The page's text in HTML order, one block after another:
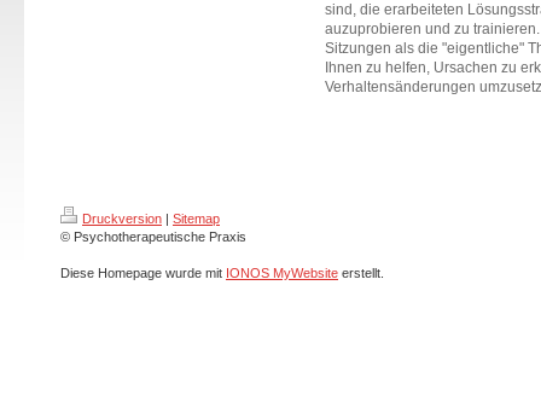
sind, die erarbeiteten
auzuprobieren und zu
Sitzungen als die "eigentliche"
Ihnen zu helfen, Ursachen zu
Verhaltensänderungen
Druckversion | Sitemap
© Psychotherapeutische Praxis
Diese Homepage wurde mit IONOS MyWebsite erstellt.